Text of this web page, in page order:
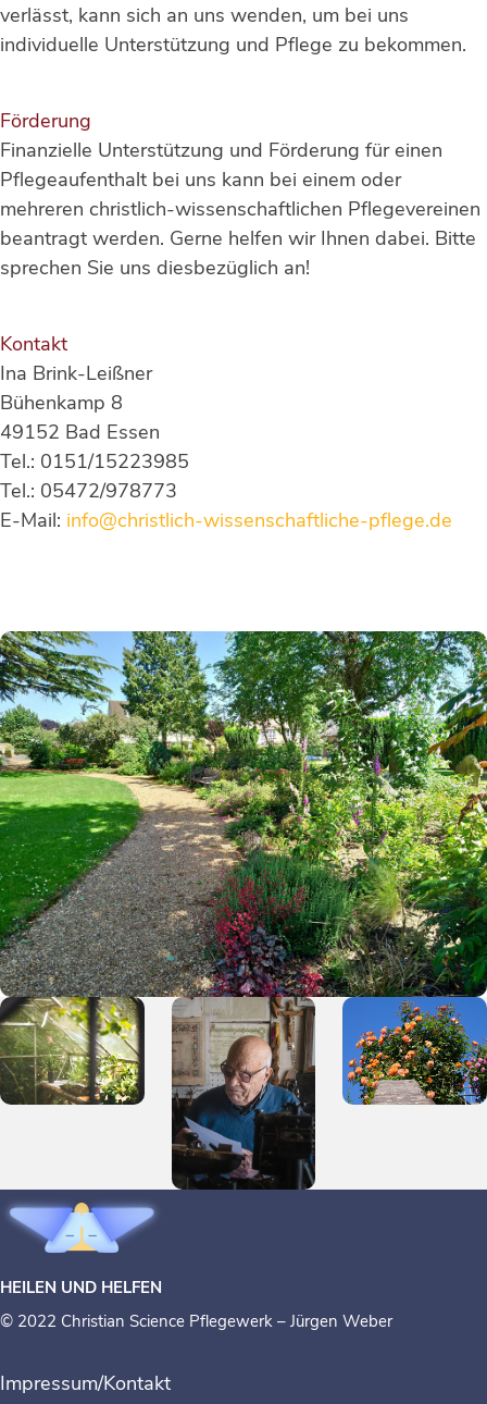
verlässt, kann sich an uns wenden, um bei uns
individuelle Unterstützung und Pflege zu bekommen.
Förderung
Finanzielle Unterstützung und Förderung für einen
Pflegeaufenthalt bei uns kann bei einem oder
mehreren christlich-wissenschaftlichen Pflegevereinen
beantragt werden. Gerne helfen wir Ihnen dabei. Bitte
sprechen Sie uns diesbezüglich an!
Kontakt
Ina Brink-Leißner
Bühenkamp 8
49152 Bad Essen
Tel.: 0151/15223985
Tel.: 05472/978773
E-Mail: info@christlich-wissenschaftliche-pflege.de
HEILEN UND HELFEN
© 2022 Christian Science Pflegewerk – Jürgen Weber
Impressum/Kontakt